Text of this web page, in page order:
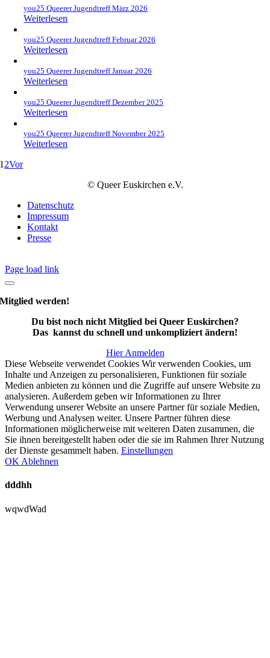
you25 Queerer Jugendtreff März 2026
Weiterlesen
you25 Queerer Jugendtreff Februar 2026
Weiterlesen
you25 Queerer Jugendtreff Januar 2026
Weiterlesen
you25 Queerer Jugendtreff Dezember 2025
Weiterlesen
you25 Queerer Jugendtreff November 2025
Weiterlesen
1 2Vor
© Queer Euskirchen e.V.
Datenschutz
Impressum
Kontakt
Presse
Page load link
Mitglied werden!
Du bist noch nicht Mitglied bei Queer Euskirchen?
Das kannst du schnell und unkompliziert ändern!
Hier Anmelden
Diese Webseite verwendet Cookies Wir verwenden Cookies, um
Inhalte und Anzeigen zu personalisieren, Funktionen für soziale
Medien anbieten zu können und die Zugriffe auf unsere Website zu
analysieren. Außerdem geben wir Informationen zu Ihrer
Verwendung unserer Website an unsere Partner für soziale Medien,
Werbung und Analysen weiter. Unsere Partner führen diese
Informationen möglicherweise mit weiteren Daten zusammen, die
Sie ihnen bereitgestellt haben oder die sie im Rahmen Ihrer Nutzung
der Dienste gesammelt haben. Einstellungen
OK Ablehnen
dddhh
wqwdWad